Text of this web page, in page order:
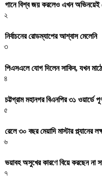
গানে বিশ্ব জয় করলেও এখন অভিনয়েই
২
নির্বাচনের রোডম্যাপের আশ্বাস মেলেনি
৩
পিএসএলে যোগ দিলেন সাকিব, যখন
৪
চট্টগ্রাম মহানগর বিএনপির ৩১ ওয়ার্ডে
৫
রেলে ৩০ বছর মেয়াদি মাস্টার প্ল্যানের
৬
ভয়াবহ অসুখের কারণে বিয়ে করছেন না
৭